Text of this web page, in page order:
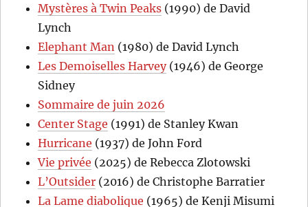
Mystères à Twin Peaks (1990) de David
Lynch
Elephant Man (1980) de David Lynch
Les Demoiselles Harvey(1946) de George
Sidney
Sommaire de juin 2026
Center Stage (1991) de Stanley Kwan
Hurricane (1937) de John Ford
Vie privée (2025) de Rebecca Zlotowski
L’Outsider (2016) de Christophe Barratier
La Lame diabolique (1965) de Kenji Misumi